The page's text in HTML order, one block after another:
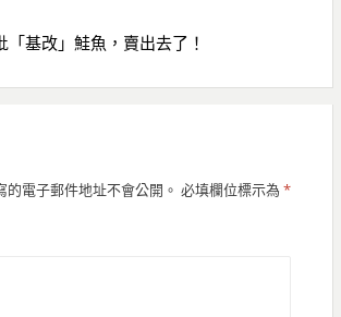
「基改」鮭魚，賣出去了！
的電子郵件地址不會公開。 必填欄位標示為 *